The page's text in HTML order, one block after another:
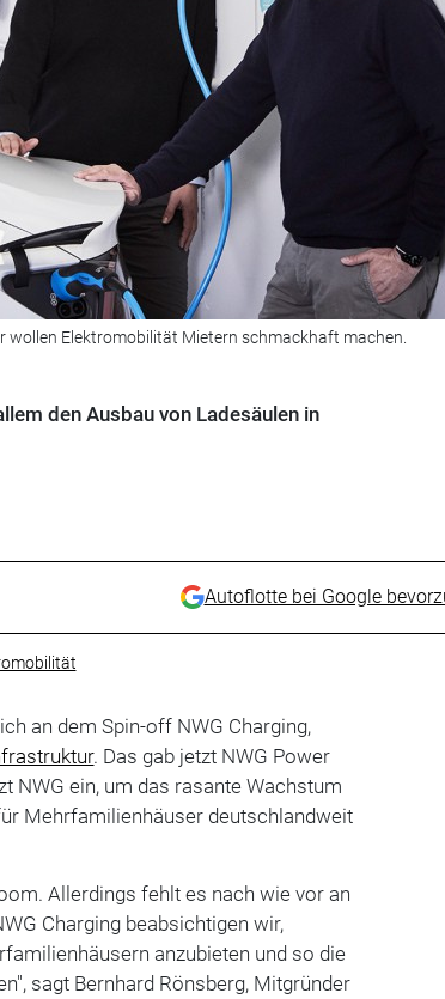
wollen Elektromobilität Mietern schmackhaft machen.
den Ausbau von Ladesäulen in
Autoflotte bei Google
an dem Spin-off NWG Charging,
. Das gab jetzt NWG Power
NWG ein, um das rasante Wachstum
Mehrfamilienhäuser deutschlandweit
Allerdings fehlt es nach wie vor an
Charging beabsichtigen wir,
anzubieten und so die
sagt Bernhard Rönsberg, Mitgründer